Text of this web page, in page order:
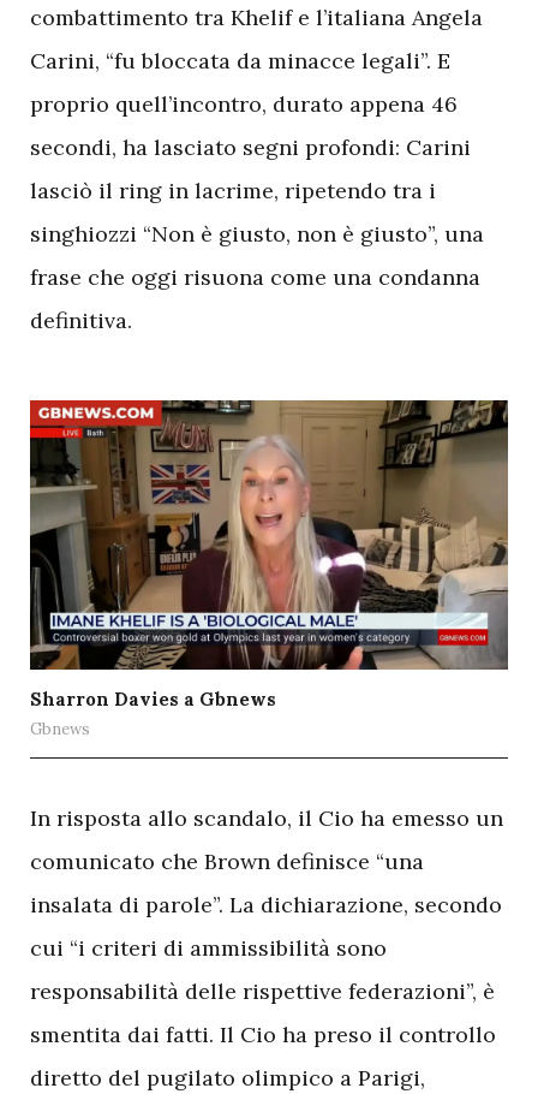
combattimento tra Khelif e l’italiana Angela
Carini, “fu bloccata da minacce legali”. E
proprio quell’incontro, durato appena 46
secondi, ha lasciato segni profondi: Carini
lasciò il ring in lacrime, ripetendo tra i
singhiozzi “Non è giusto, non è giusto”, una
frase che oggi risuona come una condanna
definitiva.
Sharron Davies a Gbnews
Gbnews
In risposta allo scandalo, il Cio ha emesso un
comunicato che Brown definisce “una
insalata di parole”. La dichiarazione, secondo
cui “i criteri di ammissibilità sono
responsabilità delle rispettive federazioni”, è
smentita dai fatti. Il Cio ha preso il controllo
diretto del pugilato olimpico a Parigi,